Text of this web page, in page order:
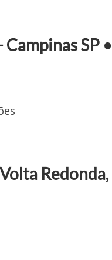
SP •
Redonda,